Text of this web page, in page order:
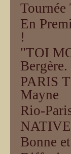
En
!
"TOI
Bergère.
PARIS
Mayne
Rio-
Bonne